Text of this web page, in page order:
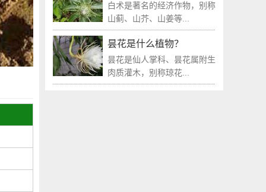
白术是著名的经济作物，别称
山蓟、山芥、山姜等...
昙花是什么植物？
昙花是仙人掌科、昙花属附生
肉质灌木，别称琼花...